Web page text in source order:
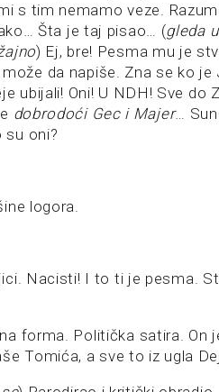
s tim nemamo veze.
Šta je taj pisao… (gleda
) Ej, bre! Pesma mu je
da napiše. Zna se ko
ubijali! Oni! U NDH! Sve do
dobrodoći Gec i Majer…
su oni?
logora.
Nacisti! I to ti je pesma.
forma. Politička satira. On
Tomića, a sve to iz ugla